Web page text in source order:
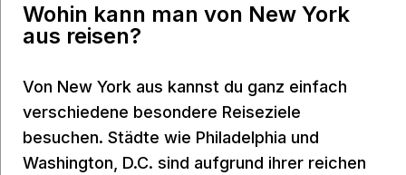
Wohin kann man von New York
aus reisen?
Von New York aus kannst du ganz einfach
verschiedene besondere Reiseziele
besuchen. Städte wie Philadelphia und
Washington, D.C. sind aufgrund ihrer reichen